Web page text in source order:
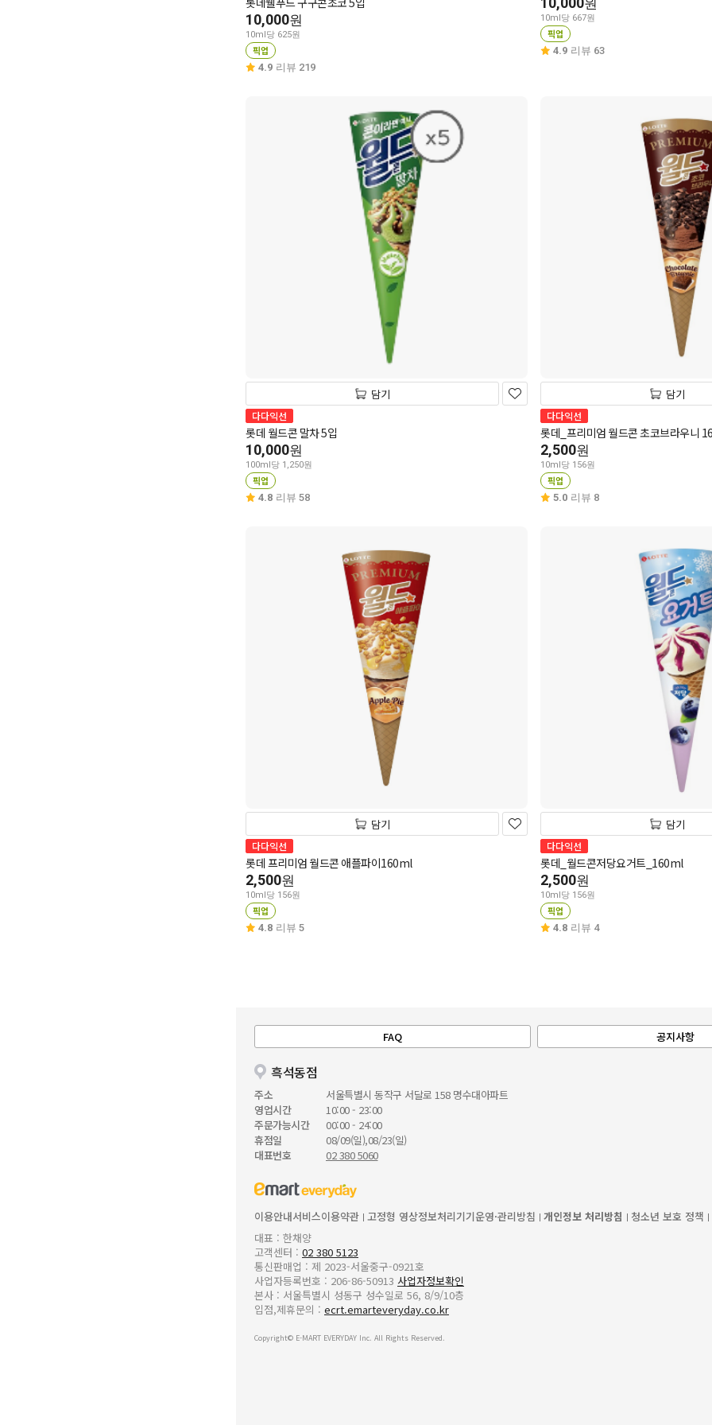
10,000원
10ml당 625원
픽업
4.9 리뷰 219
원
10ml당 667원
픽업
4.9 리뷰 63
담기
다다익선
롯데 월드콘 말차 5입
10,000원
100ml당 1,250원
픽업
4.8 리뷰 58
담기
다다익선
롯데_프리미엄 월드콘 초코브라우니
2,500원
10ml당 156원
픽업
5.0 리뷰 8
담기
다다익선
롯데 프리미엄 월드콘 애플파이160ml
2,500원
10ml당 156원
픽업
4.8 리뷰 5
담기
다다익선
롯데_월드콘저당요거트_160ml
2,500원
10ml당 156원
픽업
4.8 리뷰 4
FAQ 공지사항
흑석동점
주소
서울특별시 동작구 서달로 158 명수대아파트
영업시간
10:00 - 23:00
주문가능시간
00:00 - 24:00
휴점일
08/09(일),08/23(일)
대표번호
02 380 5060
이용안내서비스이용약관 고정형 영상정보처리기기운영·관리방침 개인정보 처리방침
청소년 보호 정책
대표 : 한채양
고객센터 : 02 380 5123
통신판매업 : 제 2023-서울중구-0921호
사업자등록번호 : 206-86-50913 사업자정보확인
본사 : 서울특별시 성동구 성수일로 56, 8/9/10층
입점,제휴문의 : ecrt.emarteveryday.co.kr
Copyright© E-MART EVERYDAY Inc. All Rights Reserved.